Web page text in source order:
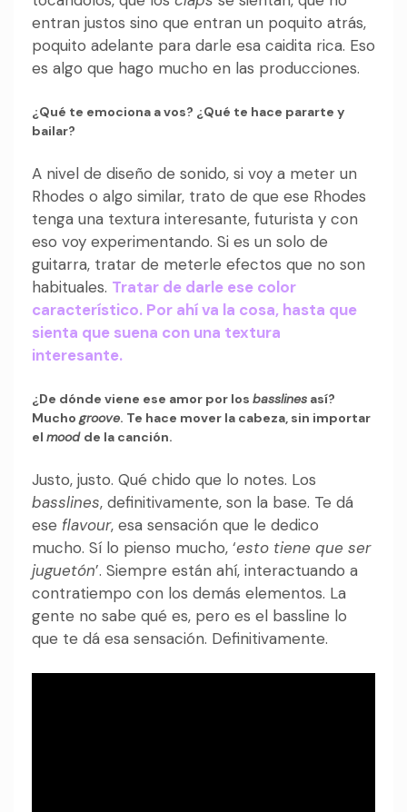
entran justos sino que entran un poquito atrás,
poquito adelante para darle esa caidita rica. Eso
es algo que hago mucho en las producciones.
¿Qué te emociona a vos? ¿Qué te hace pararte y
bailar?
A nivel de diseño de sonido, si voy a meter un
Rhodes o algo similar, trato de que ese Rhodes
tenga una textura interesante, futurista y con
eso voy experimentando. Si es un solo de
guitarra, tratar de meterle efectos que no son
habituales. Tratar de darle ese color
característico. Por ahí va la cosa, hasta que
sienta que suena con una textura
interesante.
¿De dónde viene ese amor por los basslines así?
Mucho groove. Te hace mover la cabeza, sin importar
el mood de la canción.
Justo, justo. Qué chido que lo notes. Los
basslines, definitivamente, son la base. Te dá
ese flavour, esa sensación que le dedico
mucho. Sí lo pienso mucho, ‘esto tiene que ser
juguetón’. Siempre están ahí, interactuando a
contratiempo con los demás elementos. La
gente no sabe qué es, pero es el bassline lo
que te dá esa sensación. Definitivamente.